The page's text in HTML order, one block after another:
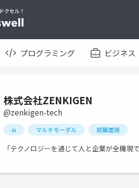
プログラミング ビジネス
株式会社ZENKIGEN
@zenkigen-tech
ai マルチモーダル 就職面接
「テクノロジーを通じて人と企業が全機